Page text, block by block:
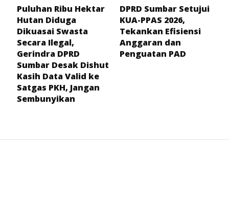
Puluhan Ribu Hektar
Hutan Diduga
Dikuasai Swasta
Secara Ilegal,
Gerindra DPRD
Sumbar Desak Dishut
Kasih Data Valid ke
Satgas PKH, Jangan
Sembunyikan
DPRD Sumbar Setujui
KUA-PPAS 2026,
Tekankan Efisiensi
Anggaran dan
Penguatan PAD